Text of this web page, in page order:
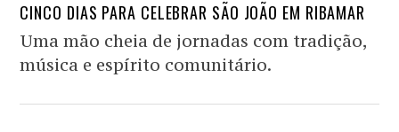
CINCO DIAS PARA CELEBRAR SÃO JOÃO EM RIBAMAR
Uma mão cheia de jornadas com tradição,
música e espírito comunitário.